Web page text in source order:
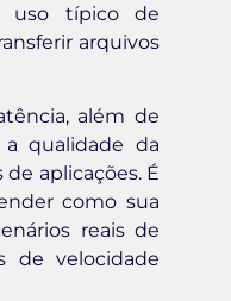
uso típico de
arquivos
além de
a qualidade da
aplicações. É
como sua
reais de
de velocidade